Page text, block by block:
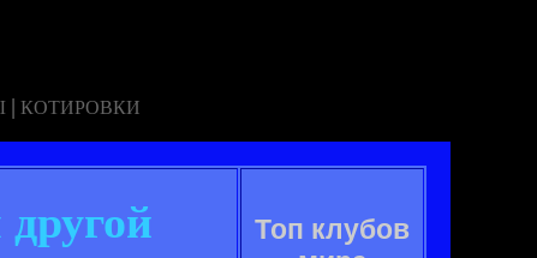
| КОТИРОВКИ
Топ клубов